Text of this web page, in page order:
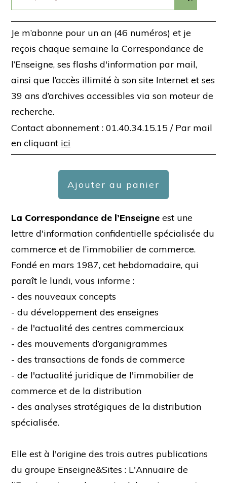
Je m’abonne pour un an (46 numéros) et je
reçois chaque semaine la Correspondance de
l’Enseigne, ses flashs d'information par mail,
ainsi que l’accès illimité à son site Internet et ses
39 ans d’archives accessibles via son moteur de
recherche.
Contact abonnement : 01.40.34.15.15 / Par mail
en cliquant ici
Ajouter au panier
La Correspondance de l’Enseigne est une
lettre d'information confidentielle spécialisée du
commerce et de l’immobilier de commerce.
Fondé en mars 1987, cet hebdomadaire, qui
paraît le lundi, vous informe :
- des nouveaux concepts
- du développement des enseignes
- de l'actualité des centres commerciaux
- des mouvements d’organigrammes
- des transactions de fonds de commerce
- de l'actualité juridique de l'immobilier de
commerce et de la distribution
- des analyses stratégiques de la distribution
spécialisée.
Elle est à l'origine des trois autres publications
du groupe Enseigne&Sites : L'Annuaire de